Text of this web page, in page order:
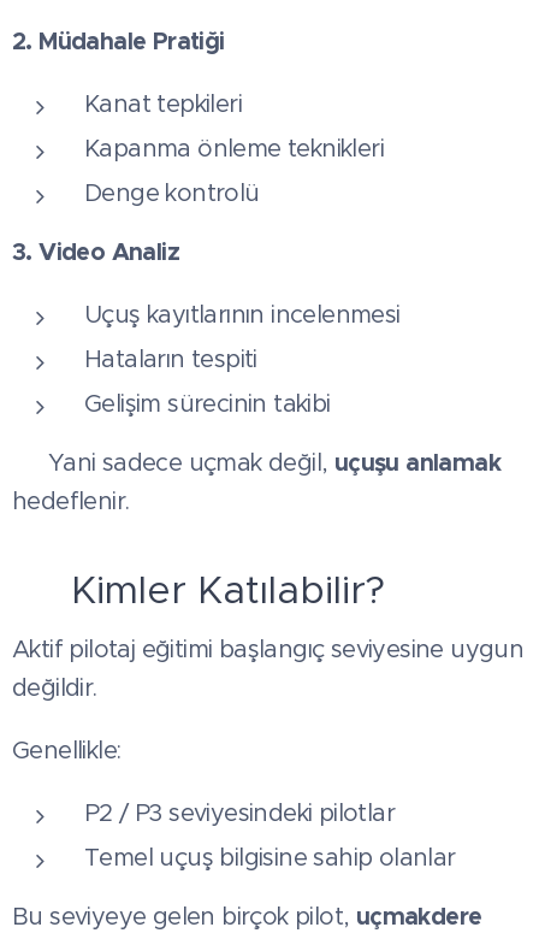
2. Müdahale Pratiği
Kanat tepkileri
Kapanma önleme teknikleri
Denge kontrolü
3. Video Analiz
Uçuş kayıtlarının incelenmesi
Hataların tespiti
Gelişim sürecinin takibi
👉 Yani sadece uçmak değil, uçuşu anlamak
hedeflenir.
🧑‍✈️ Kimler Katılabilir?
Aktif pilotaj eğitimi başlangıç seviyesine uygun
değildir.
Genellikle:
P2 / P3 seviyesindeki pilotlar
Temel uçuş bilgisine sahip olanlar
Bu seviyeye gelen birçok pilot, uçmakdere